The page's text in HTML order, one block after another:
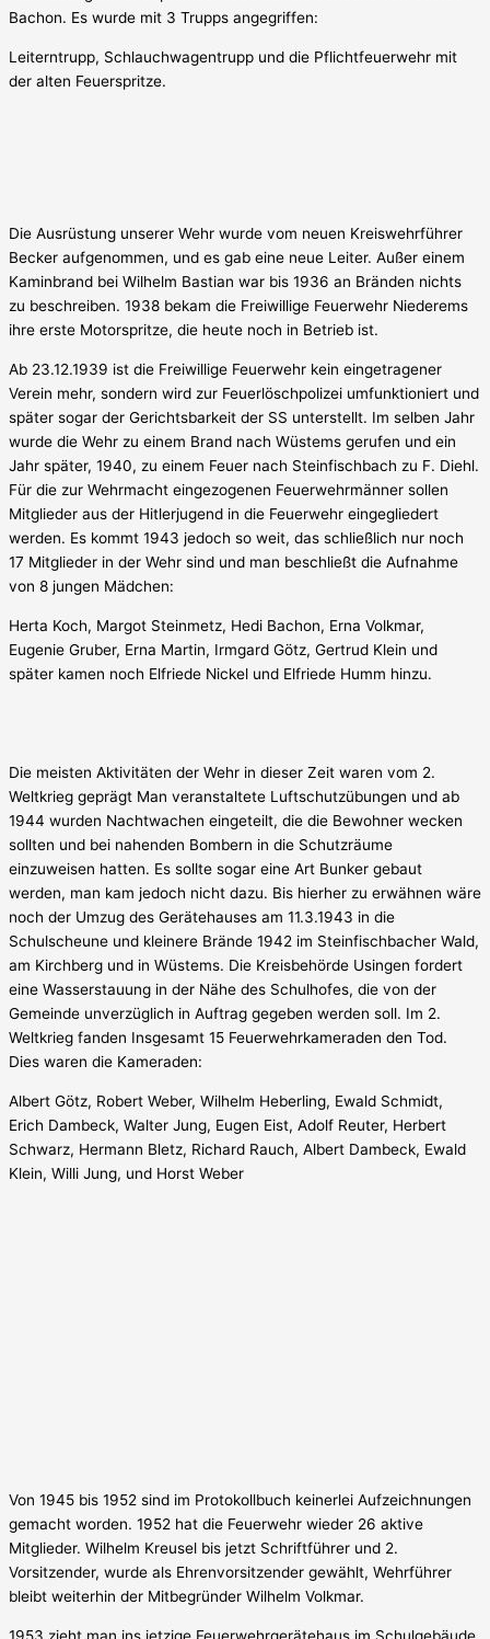
Bachon. Es wurde mit 3 Trupps angegriffen:
Leiterntrupp, Schlauchwagentrupp und die Pflichtfeuerwehr mit
der alten Feuerspritze.
Die Ausrüstung unserer Wehr wurde vom neuen Kreiswehrführer
Becker aufgenommen, und es gab eine neue Leiter. Außer einem
Kaminbrand bei Wilhelm Bastian war bis 1936 an Bränden nichts
zu beschreiben. 1938 bekam die Freiwillige Feuerwehr Niederems
ihre erste Motorspritze, die heute noch in Betrieb ist.
Ab 23.12.1939 ist die Freiwillige Feuerwehr kein eingetragener
Verein mehr, sondern wird zur Feuerlöschpolizei umfunktioniert und
später sogar der Gerichtsbarkeit der SS unterstellt. Im selben Jahr
wurde die Wehr zu einem Brand nach Wüstems gerufen und ein
Jahr später, 1940, zu einem Feuer nach Steinfischbach zu F. Diehl.
Für die zur Wehrmacht eingezogenen Feuerwehrmänner sollen
Mitglieder aus der Hitlerjugend in die Feuerwehr eingegliedert
werden. Es kommt 1943 jedoch so weit, das schließlich nur noch
17 Mitglieder in der Wehr sind und man beschließt die Aufnahme
von 8 jungen Mädchen:
Herta Koch, Margot Steinmetz, Hedi Bachon, Erna Volkmar,
Eugenie Gruber, Erna Martin, Irmgard Götz, Gertrud Klein und
später kamen noch Elfriede Nickel und Elfriede Humm hinzu.
Die meisten Aktivitäten der Wehr in dieser Zeit waren vom 2.
Weltkrieg geprägt Man veranstaltete Luftschutzübungen und ab
1944 wurden Nachtwachen eingeteilt, die die Bewohner wecken
sollten und bei nahenden Bombern in die Schutzräume
einzuweisen hatten. Es sollte sogar eine Art Bunker gebaut
werden, man kam jedoch nicht dazu. Bis hierher zu erwähnen wäre
noch der Umzug des Gerätehauses am 11.3.1943 in die
Schulscheune und kleinere Brände 1942 im Steinfischbacher Wald,
am Kirchberg und in Wüstems. Die Kreisbehörde Usingen fordert
eine Wasserstauung in der Nähe des Schulhofes, die von der
Gemeinde unverzüglich in Auftrag gegeben werden soll. Im 2.
Weltkrieg fanden Insgesamt 15 Feuerwehrkameraden den Tod.
Dies waren die Kameraden:
Albert Götz, Robert Weber, Wilhelm Heberling, Ewald Schmidt,
Erich Dambeck, Walter Jung, Eugen Eist, Adolf Reuter, Herbert
Schwarz, Hermann Bletz, Richard Rauch, Albert Dambeck, Ewald
Klein, Willi Jung, und Horst Weber
Von 1945 bis 1952 sind im Protokollbuch keinerlei Aufzeichnungen
gemacht worden. 1952 hat die Feuerwehr wieder 26 aktive
Mitglieder. Wilhelm Kreusel bis jetzt Schriftführer und 2.
Vorsitzender, wurde als Ehrenvorsitzender gewählt, Wehrführer
bleibt weiterhin der Mitbegründer Wilhelm Volkmar.